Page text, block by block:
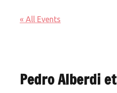
« All Events
Pedro Alberdi